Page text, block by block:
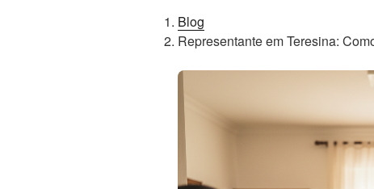
Blog
Representante em Teresina: